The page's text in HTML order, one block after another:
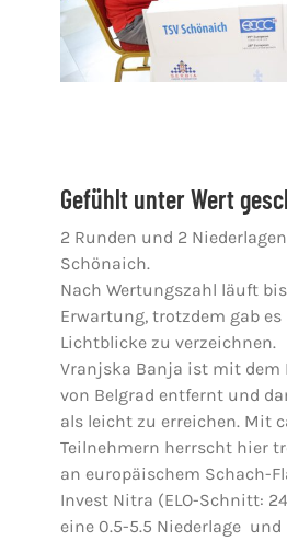
Gefühlt unter Wert
2 Runden und 2
Schönaich.
Nach Wertungszahl läuft
Erwartung, trotzdem gab
Lichtblicke zu verzeichnen.
Vranjska Banja ist mit dem
von Belgrad entfernt und
als leicht zu erreichen. Mit
Teilnehmern herrscht hier
an europäischem Schach-
Invest Nitra (ELO-Schnitt:
eine 0.5-5.5 Niederlage und